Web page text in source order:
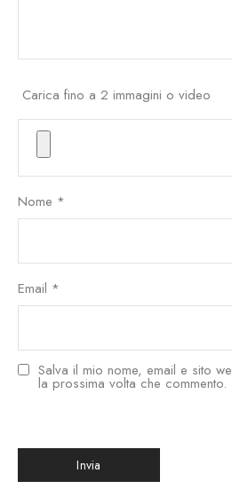
Carica fino a 2 immagini o video
Nome *
Email *
Salva il mio nome, email e sito
la prossima volta che commento.